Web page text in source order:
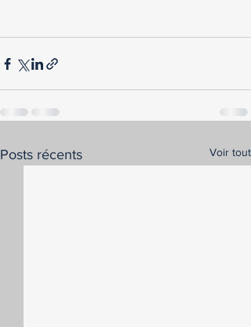
Posts récents Voir tout